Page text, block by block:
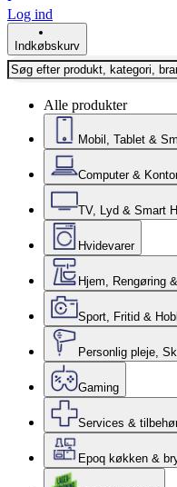
Log ind
Indkøbskurv
Alle produkter
Mobil, Tablet &
Computer &
TV, Lyd & Smart
Hvidevarer
Hjem, Rengøring
Sport, Fritid &
Personlig pleje,
Gaming
Services &
Epoq køkken &